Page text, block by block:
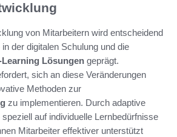
von Mitarbeitern wird entscheidend
der digitalen Schulung und die
Learning Lösungen geprägt.
sich an diese Veränderungen
Methoden zur
zu implementieren. Durch adaptive
auf individuelle Lernbedürfnisse
Mitarbeiter effektiver unterstützt